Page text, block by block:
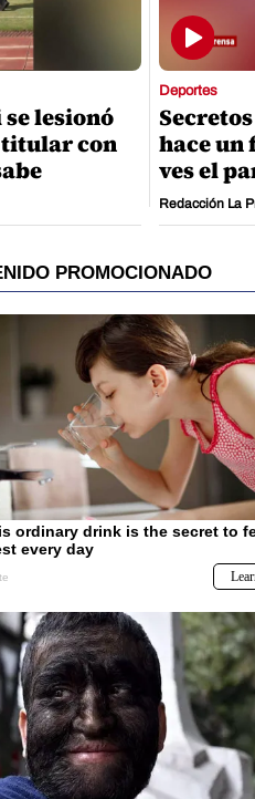
lesionó
titular con
Deportes
hace
ves el
Redacción La